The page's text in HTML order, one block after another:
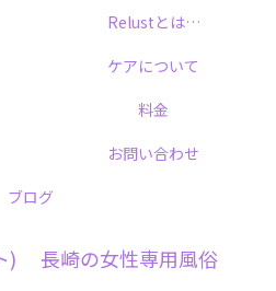
長崎の女性専用風俗
Relustとは…
ケアについて
料金
お問い合わせ
ブログ